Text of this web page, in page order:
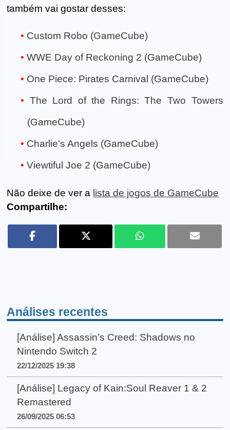
também vai gostar desses:
Custom Robo (GameCube)
WWE Day of Reckoning 2 (GameCube)
One Piece: Pirates Carnival (GameCube)
The Lord of the Rings: The Two Towers
(GameCube)
Charlie's Angels (GameCube)
Viewtiful Joe 2 (GameCube)
Não deixe de ver a lista de jogos de GameCube
Compartilhe:
Análises recentes
[Análise] Assassin’s Creed: Shadows no
Nintendo Switch 2
22/12/2025 19:38
[Análise] Legacy of Kain:Soul Reaver 1 & 2
Remastered
26/09/2025 06:53